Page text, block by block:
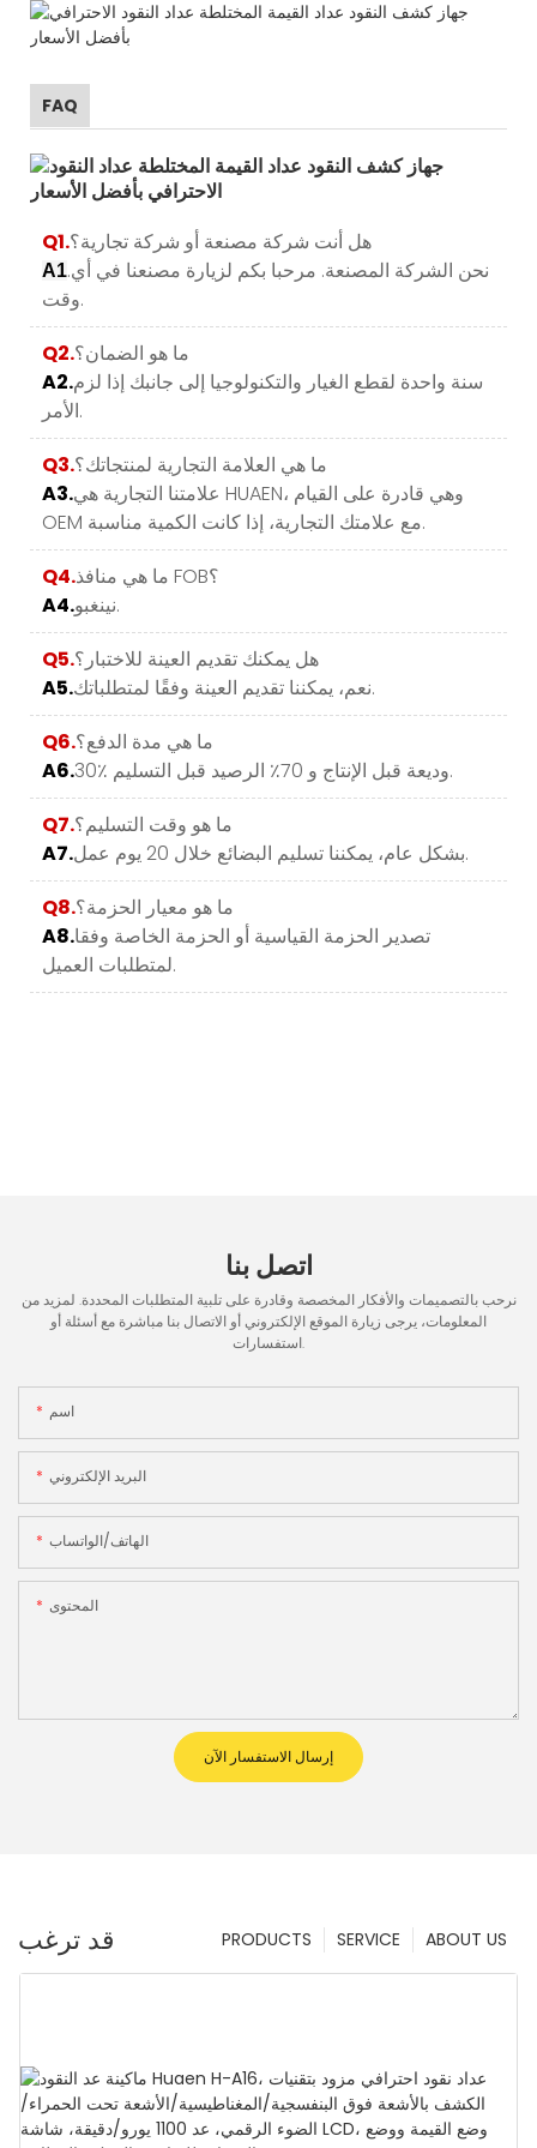
FAQ
Q1.هل أنت شركة مصنعة أو شركة تجارية؟
A1.نحن الشركة المصنعة. مرحبا بكم لزيارة مصنعنا في أي
وقت.
Q2.ما هو الضمان؟
A2.سنة واحدة لقطع الغيار والتكنولوجيا إلى جانبك إذا لزم
الأمر.
Q3.ما هي العلامة التجارية لمنتجاتك؟
A3.علامتنا التجارية هي HUAEN، وهي قادرة على القيام
OEM مع علامتك التجارية، إذا كانت الكمية مناسبة.
Q4.
ما هي منافذ FOB؟
A4.
نينغبو.
Q5.هل يمكنك تقديم العينة للاختبار؟
A5.
نعم، يمكننا تقديم العينة وفقًا لمتطلباتك.
Q6.ما هي مدة الدفع؟
A6.
30٪ وديعة قبل الإنتاج و 70٪ الرصيد قبل التسليم.
Q7.ما هو وقت التسليم؟
A7.
بشكل عام، يمكننا تسليم البضائع خلال 20 يوم عمل.
Q8.ما هو معيار الحزمة؟
A8.تصدير الحزمة القياسية أو الحزمة الخاصة وفقا
لمتطلبات العميل.
اتصل بنا
نرحب بالتصميمات والأفكار المخصصة وقادرة على تلبية المتطلبات المحددة. لمزيد من
المعلومات، يرجى زيارة الموقع الإلكتروني أو الاتصال بنا مباشرة مع أسئلة أو
استفسارات.
اسم
البريد الإلكتروني
الهاتف/الواتساب
المحتوى
إرسال الاستفسار الآن
قد ترغب ABOUT US
SERVICE
PRODUCTS